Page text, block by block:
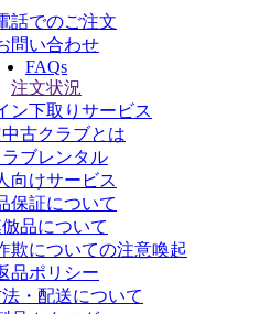
話でのご注文
問い合わせ
FAQs
注文状況
ン下取りサービス
古クラブとは
ラブレンタル
向けサービス
保証について
品について
欺についての注意喚起
品ポリシー
・配送について